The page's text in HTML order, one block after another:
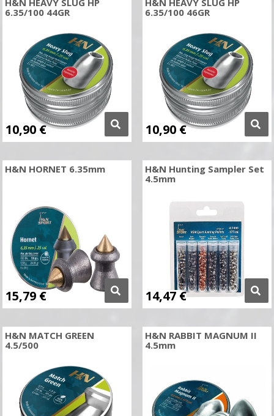
H&N HEAVY SLUG HP
6.35/100 44GR
10,90 €
H&N HEAVY SLUG HP
6.35/100 46GR
10,90 €
H&N HORNET 6.35mm
15,79 €
H&N Hunting Sampler Set
4.5mm
14,47 €
H&N MATCH GREEN
4.5/500
H&N RABBIT MAGNUM II
4.5mm